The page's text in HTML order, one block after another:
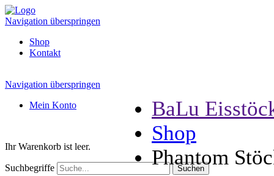
Navigation überspringen
Shop
Kontakt
Navigation überspringen
Mein Konto
Ihr Warenkorb ist leer.
Suchbegriffe
BaLu
Shop
Phantom